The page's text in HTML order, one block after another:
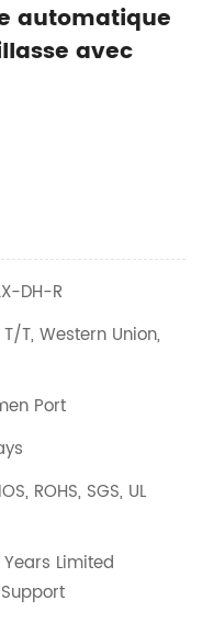
automatique
avec
DH-R
T, Western Union,
Port
ROHS, SGS, UL
Limited